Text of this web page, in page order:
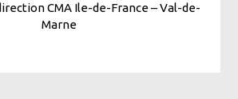
CMA Ile-de-France – Val-de-
Marne